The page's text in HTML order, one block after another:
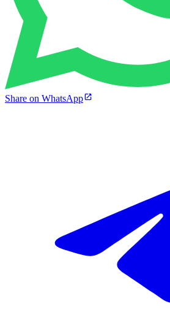
Share on WhatsApp